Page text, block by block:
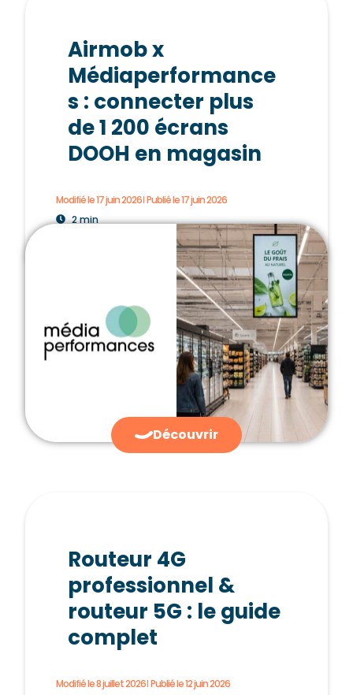
Airmob x
Médiaperformance
s : connecter plus
de 1 200 écrans
DOOH en magasin
Modifié le 17 juin 2026 Publié le17 juin 2026
2 min
Découvrir
Routeur 4G
professionnel &
routeur 5G : le guide
complet
Modifié le 8 juillet 2026 Publié le12 juin 2026